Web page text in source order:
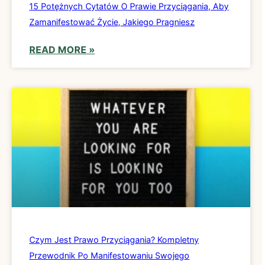
15 Potężnych Cytatów O Prawie Przyciągania, Aby
Zamanifestować Życie, Jakiego Pragniesz
READ MORE »
Czym Jest Prawo Przyciągania? Kompletny
Przewodnik Po Manifestowaniu Swojego